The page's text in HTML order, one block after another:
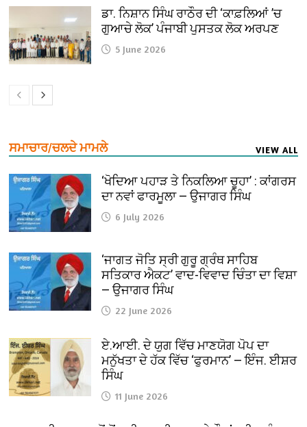
ਡਾ. ਨਿਸ਼ਾਨ ਸਿੰਘ ਰਾਠੌਰ ਦੀ ‘ਕਾਫ਼ਲਿਆਂ ’ਚ
ਗੁਆਚੇ ਲੋਕ’ ਪੰਜਾਬੀ ਪੁਸਤਕ ਲੋਕ ਅਰਪਣ
5 June 2026
ਸਮਾਚਾਰ/ਚਲਦੇ ਮਾਮਲੇ VIEW ALL
‘ਖੋਦਿਆ ਪਹਾੜ ਤੇ ਨਿਕਲਿਆ ਚੂਹਾ’ : ਕਾਂਗਰਸ
ਦਾ ਨਵਾਂ ਫਾਰਮੂਲਾ — ਉਜਾਗਰ ਸਿੰਘ
6 July 2026
‘ਜਾਗਤ ਜੋਤਿ ਸ੍ਰੀ ਗੁਰੂ ਗ੍ਰੰਥ ਸਾਹਿਬ
ਸਤਿਕਾਰ ਐਕਟ’ ਵਾਦ-ਵਿਵਾਦ ਚਿੰਤਾ ਦਾ ਵਿਸ਼ਾ
— ਉਜਾਗਰ ਸਿੰਘ
22 June 2026
ਏ.ਆਈ. ਦੇ ਯੁਗ ਵਿੱਚ ਮਾਣਯੋਗ ਪੋਪ ਦਾ
ਮਨੁੱਖਤਾ ਦੇ ਹੱਕ ਵਿੱਚ ‘ਫੁਰਮਾਨ’ — ਇੰਜ. ਈਸ਼ਰ
ਸਿੰਘ
11 June 2026